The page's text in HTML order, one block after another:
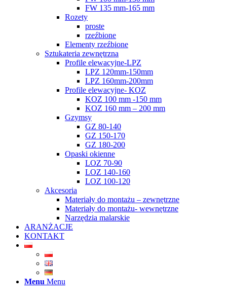
FW 135 mm-165 mm
Rozety
proste
rzeźbione
Elementy rzeźbione
Sztukateria zewnętrzna
Profile elewacyjne-LPZ
LPZ 120mm-150mm
LPZ 160mm-200mm
Profile elewacyjne- KOZ
KOZ 100 mm -150 mm
KOZ 160 mm – 200 mm
Gzymsy
GZ 80-140
GZ 150-170
GZ 180-200
Opaski okienne
LOZ 70-90
LOZ 140-160
LOZ 100-120
Akcesoria
Materiały do montażu – zewnętrzne
Materiały do montażu- wewnętrzne
Narzędzia malarskie
ARANŻACJE
KONTAKT
Menu Menu